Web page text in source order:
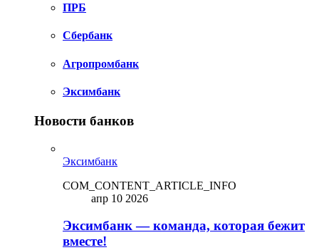
ПРБ
Сбербанк
Агропромбанк
Эксимбанк
Новости банков
Эксимбанк
COM_CONTENT_ARTICLE_INFO
апр 10 2026
Эксимбанк — команда, которая бежит
вместе!